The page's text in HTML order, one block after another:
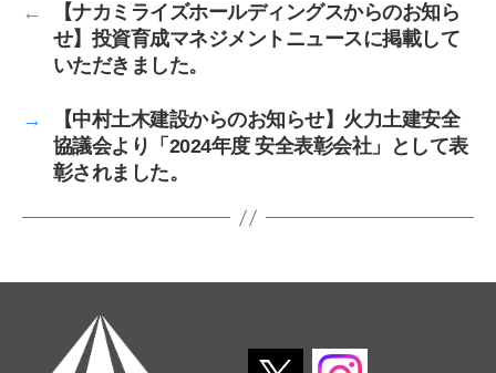
←
【ナカミライズホールディングスからのお知ら
せ】投資育成マネジメントニュースに掲載して
いただきました。
→
【中村土木建設からのお知らせ】火力土建安全
協議会より「2024年度 安全表彰会社」として表
彰されました。